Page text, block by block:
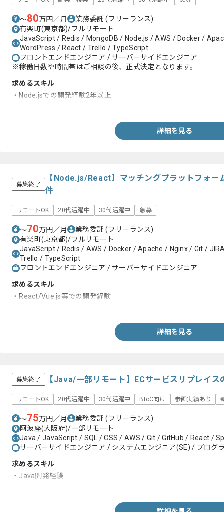
〜80万円／月 業務委託(フリーランス)
有楽町(東京都)/フルリモート
JavaScript / Redis / MongoDB / Node.js / AWS / Docker /
WordPress / React / Trello / TypeScript
フロントエンドエンジニア / サーバーサイドエンジニア
※稼働日数や時間帯はご相談の後、正式決定となります。
求めるスキル
・Node.jsでの開発経験2年以上
詳細を見る
募集終了
【Node.js/React】マッチングプラットフォー
件
リモートOK 20代活躍中 30代活躍中 急募
〜70万円／月 業務委託(フリーランス)
有楽町(東京都)/フルリモート
JavaScript / Redis / AWS / Docker / Apache / Nginx / Git /
Trello / TypeScript
フロントエンドエンジニア / サーバーサイドエンジニア
求めるスキル
・React/Vue.js等での開発経験
詳細を見る
募集終了 【Java/一部リモート】ECサービスリプレイ
リモートOK 20代活躍中 30代活躍中 BtoC向け 参画実績あり
〜75万円／月 業務委託(フリーランス)
阿波座(大阪府)/一部リモート
Java / JavaScript / SQL / CSS / AWS / Git / GitHub / React /
サーバーサイドエンジニア / システムエンジニア(SE) / プログ
求めるスキル
・Java開発経験